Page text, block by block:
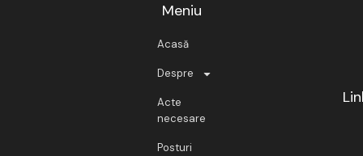
Meniu
Acasă
Despre
Acte
necesare
Posturi